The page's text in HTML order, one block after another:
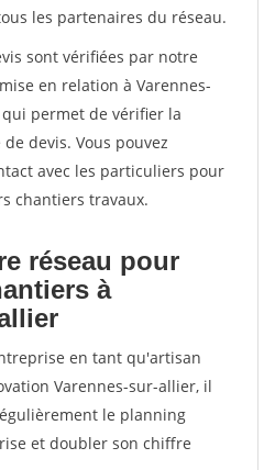
les partenaires du réseau.
sont vérifiées par notre
en relation à Varennes-
permet de vérifier la
devis. Vous pouvez
avec les particuliers pour
chantiers travaux.
réseau pour
à
en tant qu'artisan
Varennes-sur-allier, il
le planning
et doubler son chiffre